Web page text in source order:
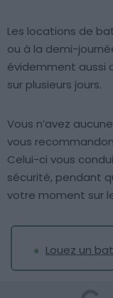
Les locations de
ou à la demi-
évidemment aussi
sur plusieurs jours.
Vous n’avez
vous
Celui-ci vous
sécurité, pendant
votre moment sur
Louez un